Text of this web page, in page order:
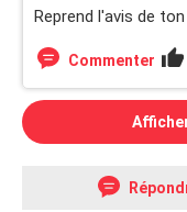
Reprend l'avis de
Commenter